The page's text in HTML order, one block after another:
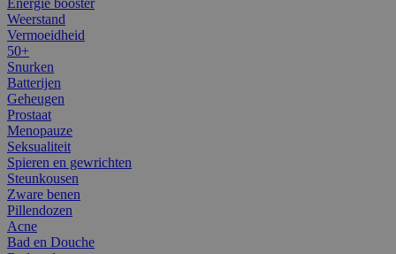
Weerstand
Vermoeidheid
50+
Snurken
Batterijen
Geheugen
Prostaat
Menopauze
Seksualiteit
Spieren en gewrichten
Steunkousen
Zware benen
Pillendozen
Acne
Bad en Douche